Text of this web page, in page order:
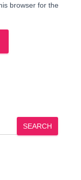
browser for the
SEARCH